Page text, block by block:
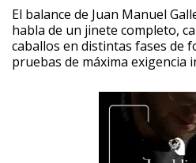
El balance de Juan Manuel
habla de un jinete completo,
caballos en distintas fases de
pruebas de máxima exigencia